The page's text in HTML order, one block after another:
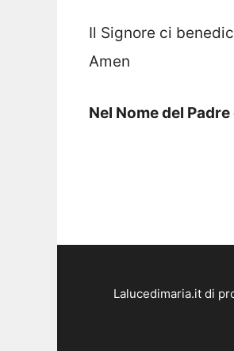
Il Signore ci
Amen
Nel Nome del
Lalucedimaria.it di